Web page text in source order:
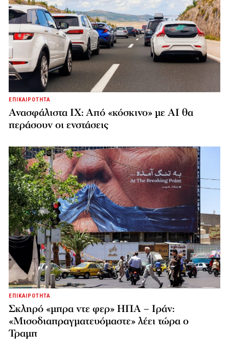
ΕΠΙΚΑΙΡΟΤΗΤΑ
Ανασφάλιστα ΙΧ: Από «κόσκινο» με AI θα
περάσουν οι ενστάσεις
ΕΠΙΚΑΙΡΟΤΗΤΑ
Σκληρό «μπρα ντε φερ» ΗΠΑ – Ιράν:
«Μισοδιαπραγματευόμαστε» λέει τώρα ο
Τραμπ